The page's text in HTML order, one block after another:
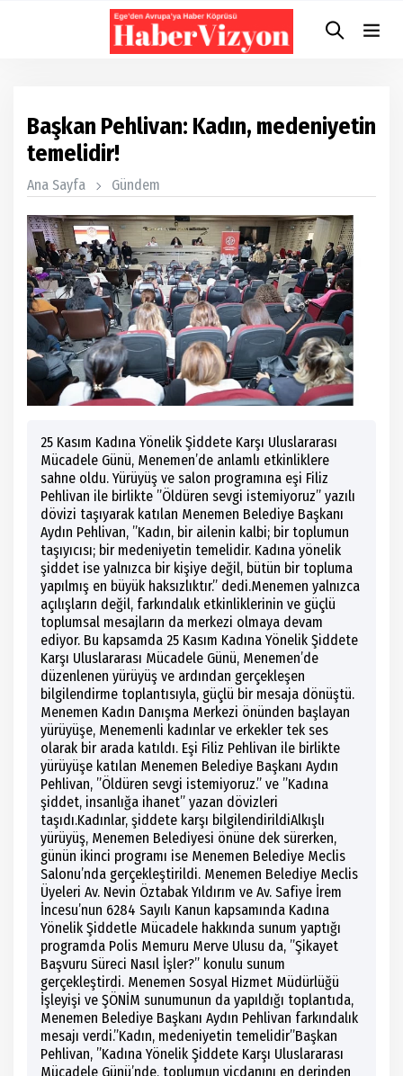
Başkan Pehlivan: Kadın, medeniyetin
temelidir!
Ana Sayfa Gündem
25 Kasım Kadına Yönelik Şiddete Karşı Uluslararası
Mücadele Günü, Menemen’de anlamlı etkinliklere
sahne oldu. Yürüyüş ve salon programına eşi Filiz
Pehlivan ile birlikte ”Öldüren sevgi istemiyoruz” yazılı
dövizi taşıyarak katılan Menemen Belediye Başkanı
Aydın Pehlivan, ”Kadın, bir ailenin kalbi; bir toplumun
taşıyıcısı; bir medeniyetin temelidir. Kadına yönelik
şiddet ise yalnızca bir kişiye değil, bütün bir topluma
yapılmış en büyük haksızlıktır.” dedi.Menemen yalnızca
açılışların değil, farkındalık etkinliklerinin ve güçlü
toplumsal mesajların da merkezi olmaya devam
ediyor. Bu kapsamda 25 Kasım Kadına Yönelik Şiddete
Karşı Uluslararası Mücadele Günü, Menemen’de
düzenlenen yürüyüş ve ardından gerçekleşen
bilgilendirme toplantısıyla, güçlü bir mesaja dönüştü.
Menemen Kadın Danışma Merkezi önünden başlayan
yürüyüşe, Menemenli kadınlar ve erkekler tek ses
olarak bir arada katıldı. Eşi Filiz Pehlivan ile birlikte
yürüyüşe katılan Menemen Belediye Başkanı Aydın
Pehlivan, ”Öldüren sevgi istemiyoruz.” ve ”Kadına
şiddet, insanlığa ihanet” yazan dövizleri
taşıdı.Kadınlar, şiddete karşı bilgilendirildiAlkışlı
yürüyüş, Menemen Belediyesi önüne dek sürerken,
günün ikinci programı ise Menemen Belediye Meclis
Salonu’nda gerçekleştirildi. Menemen Belediye Meclis
Üyeleri Av. Nevin Öztabak Yıldırım ve Av. Safiye İrem
İncesu’nun 6284 Sayılı Kanun kapsamında Kadına
Yönelik Şiddetle Mücadele hakkında sunum yaptığı
programda Polis Memuru Merve Ulusu da, ”Şikayet
Başvuru Süreci Nasıl İşler?” konulu sunum
gerçekleştirdi. Menemen Sosyal Hizmet Müdürlüğü
İşleyişi ve ŞÖNİM sunumunun da yapıldığı toplantıda,
Menemen Belediye Başkanı Aydın Pehlivan farkındalık
mesajı verdi.”Kadın, medeniyetin temelidir”Başkan
Pehlivan, ”Kadına Yönelik Şiddete Karşı Uluslararası
Mücadele Günü’nde, toplumun vicdanını en derinden